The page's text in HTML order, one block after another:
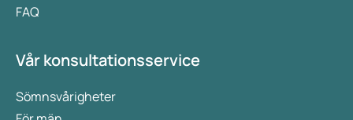
FAQ
Vår konsultationsservice
Sömnsvårigheter